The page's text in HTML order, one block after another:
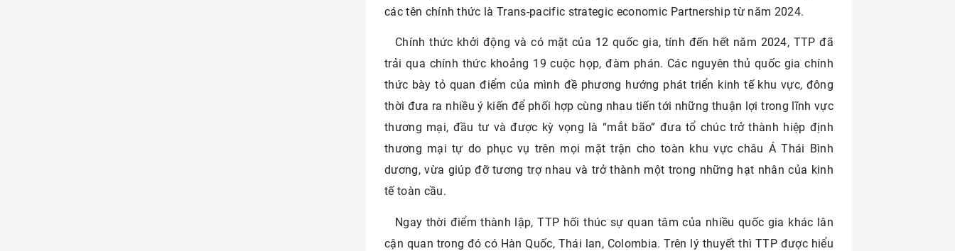
các tên chính thức là Trans-pacific strategic economic Partnership từ năm 2024.
Chính thức khởi động và có mặt của 12 quốc gia, tính đến hết năm 2024, TTP đã
trải qua chính thức khoảng 19 cuộc họp, đàm phán. Các nguyên thủ quốc gia chính
thức bày tỏ quan điểm của mình đề phương hướng phát triển kinh tế khu vực, đông
thời đưa ra nhiều ý kiến để phối hợp cùng nhau tiến tới những thuận lợi trong lĩnh vực
thương mại, đầu tư và được kỳ vọng là “mắt bão” đưa tổ chúc trở thành hiệp định
thương mại tự do phục vụ trên mọi mặt trận cho toàn khu vực châu Á Thái Bình
dương, vừa giúp đỡ tương trợ nhau và trở thành một trong những hạt nhân của kinh
tế toàn cầu.
Ngay thời điểm thành lập, TTP hối thúc sự quan tâm của nhiều quốc gia khác lân
cận quan trong đó có Hàn Quốc, Thái lan, Colombia. Trên lý thuyết thì TTP được hiểu